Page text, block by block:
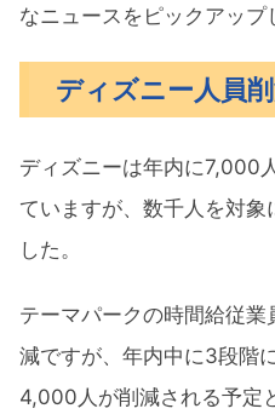
なニュースをピックアップ
ディズニー人員
ディズニーは年内に7,000
ていますが、数千人を対象
した。
テーマパークの時間給従業
減ですが、年内中に3段階
4,000人が削減される予定